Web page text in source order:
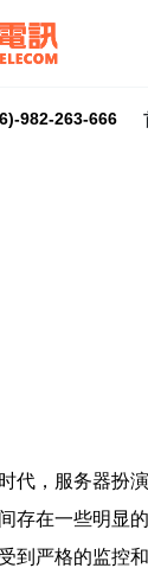
982-263-666
代，服务器扮
存在一些明显
到严格的监控